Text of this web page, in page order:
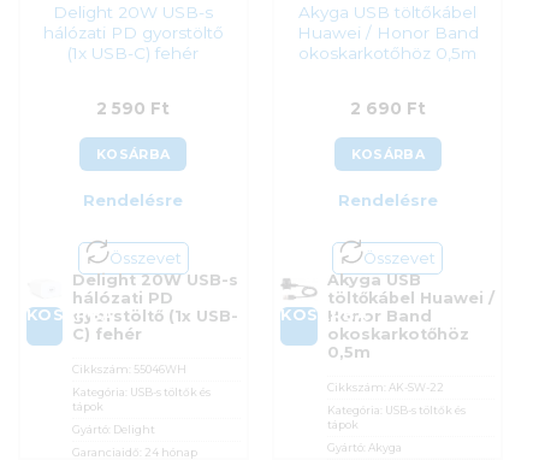
Delight 20W USB-s
hálózati PD gyorstöltő
(1x USB-C) fehér
2 590 Ft
KOSÁRBA
Rendelésre
Összevet
KOSÁRBA
Delight 20W USB-s
hálózati PD
gyorstöltő (1x USB-
C) fehér
Cikkszám: 55046WH
Kategória: USB-s töltők és
tápok
Gyártó: Delight
Garanciaidő: 24 hónap
Akyga USB töltőkábel
Huawei / Honor Band
okoskarkotőhöz 0,5m
2 690 Ft
KOSÁRBA
Rendelésre
Összevet
KOSÁRBA
Akyga USB
töltőkábel Huawei /
Honor Band
okoskarkotőhöz
0,5m
Cikkszám: AK-SW-22
Kategória: USB-s töltők és
tápok
Gyártó: Akyga